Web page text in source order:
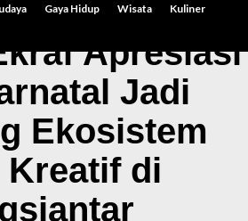
Gaya Hidup Wisata Kuliner
Apresiasi
Jadi
Ekosistem
di